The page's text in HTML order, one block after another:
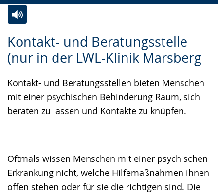
Kontakt- und Beratungsstelle
(nur in der LWL-Klinik Marsberg
Kontakt- und Beratungsstellen bieten Menschen
mit einer psychischen Behinderung Raum, sich
beraten zu lassen und Kontakte zu knüpfen.
Oftmals wissen Menschen mit einer psychischen
Erkrankung nicht, welche Hilfemaßnahmen ihnen
offen stehen oder für sie die richtigen sind. Die
Leichten
Sprache
Audio-
Unterstützung.
Video
in
Gebärdensprache
wird
angezeigt.